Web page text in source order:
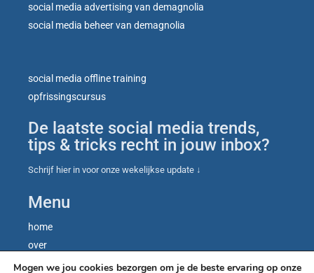
social media advertising van demagnolia
social media beheer van demagnolia
social media offline training
opfrissingscursus
De laatste social media trends,
tips & tricks recht in jouw inbox?
Schrijf hier in voor onze wekelijkse update ↓
Menu
home
over
Mogen we jou cookies bezorgen om je de beste ervaring op onze